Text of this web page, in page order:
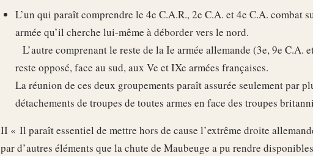
L’un qui paraît comprendre le 4e C.A.R., 2e C.A. et 4e C.A. combat
armée qu’il cherche lui-même à déborder vers le nord.
L’autre comprenant le reste de la Ie armée allemande (3e, 9e C.A.
reste opposé, face au sud, aux Ve et IXe armées françaises.
La réunion de ces deux groupements paraît assurée seulement par
détachements de troupes de toutes armes en face des troupes
II « Il paraît essentiel de mettre hors de cause l’extrême droite
par d’autres éléments que la chute de Maubeuge a pu rendre